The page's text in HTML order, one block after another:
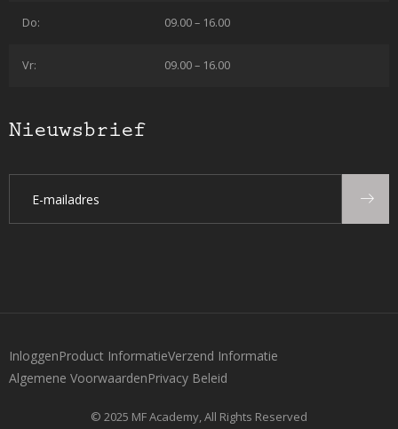
Do: 09.00 – 16.00
Vr: 09.00 – 16.00
Nieuwsbrief
InloggenProduct InformatieVerzend Informatie
Algemene VoorwaardenPrivacy Beleid
© 2025 MF Academy, All Rights Reserved